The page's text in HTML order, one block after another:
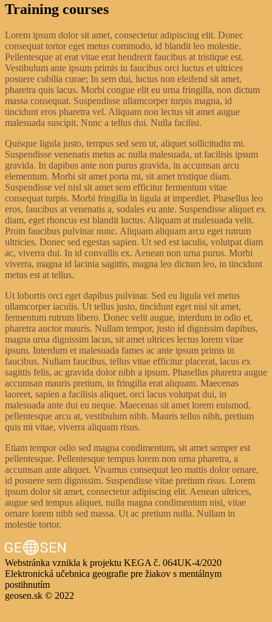
Training courses
Lorem ipsum dolor sit amet, consectetur adipiscing elit. Donec
consequat tortor eget metus commodo, id blandit leo molestie.
Pellentesque at erat vitae erat hendrerit faucibus at tristique est.
Vestibulum ante ipsum primis in faucibus orci luctus et ultrices
posuere cubilia curae; In sem dui, luctus non eleifend sit amet,
pharetra quis lacus. Morbi congue elit eu urna fringilla, non dictum
massa consequat. Suspendisse ullamcorper turpis magna, id
tincidunt eros pharetra vel. Aliquam non lectus sit amet augue
malesuada suscipit. Nunc a tellus dui. Nulla facilisi.
Quisque ligula justo, tempus sed sem ut, aliquet sollicitudin mi.
Suspendisse venenatis metus ac nulla malesuada, ut facilisis ipsum
gravida. In dapibus ante non purus gravida, in accumsan arcu
elementum. Morbi sit amet porta mi, sit amet tristique diam.
Suspendisse vel nisl sit amet sem efficitur fermentum vitae
consequat turpis. Morbi fringilla in ligula at imperdiet. Phasellus leo
eros, faucibus at venenatis a, sodales eu ante. Suspendisse aliquet ex
diam, eget rhoncus est blandit luctus. Aliquam at malesuada velit.
Proin faucibus pulvinar nunc. Aliquam aliquam arcu eget rutrum
ultricies. Donec sed egestas sapien. Ut sed est iaculis, volutpat diam
ac, viverra dui. In id convallis ex. Aenean non urna purus. Morbi
viverra, magna id lacinia sagittis, magna leo dictum leo, in tincidunt
metus est at tellus.
Ut lobortis orci eget dapibus pulvinar. Sed eu ligula vel metus
ullamcorper iaculis. Ut tellus justo, tincidunt eget nisi sit amet,
fermentum rutrum libero. Donec velit augue, interdum in odio et,
pharetra auctor mauris. Nullam tempor, justo id dignissim dapibus,
magna urna dignissim lacus, sit amet ultrices lectus lorem vitae
ipsum. Interdum et malesuada fames ac ante ipsum primis in
faucibus. Nullam faucibus, tellus vitae efficitur placerat, lacus ex
sagittis felis, ac gravida dolor nibh a ipsum. Phasellus pharetra augue
accumsan mauris pretium, in fringilla erat aliquam. Maecenas
laoreet, sapien a facilisis aliquet, orci lacus volutpat dui, in
malesuada ante dui eu neque. Maecenas sit amet lorem euismod,
pellentesque arcu at, vestibulum nibh. Mauris tellus nibh, pretium
quis mi vitae, viverra aliquam risus.
Etiam tempor odio sed magna condimentum, sit amet semper est
pellentesque. Pellentesque tempus lorem non urna pharetra, a
accumsan ante aliquet. Vivamus consequat leo mattis dolor ornare,
id posuere sem dignissim. Suspendisse vitae pretium risus. Lorem
ipsum dolor sit amet, consectetur adipiscing elit. Aenean ultrices,
augue sed tempus aliquet, nulla magna condimentum nisi, vitae
ornare lorem nibh sed massa. Ut ac pretium nulla. Nullam in
molestie tortor.
Webstránka vznikla k projektu KEGA č. 064UK-4/2020
Elektronická učebnica geografie pre žiakov s mentálnym
postihnutím
geosen.sk © 2022